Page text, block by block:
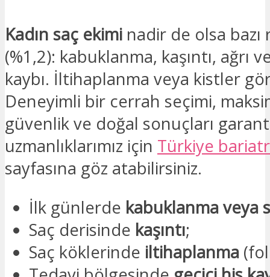
Kadın saç ekimi nadir de olsa
(%1,2): kabuklanma, kaşıntı, ağrı
kaybı. İltihaplanma veya kistler
Deneyimli bir cerrah seçimi,
güvenlik ve doğal sonuçları
uzmanlıklarımız için Türkiye
sayfasına göz atabilirsiniz.
İlk günlerde kabuklanma veya
Saç derisinde kaşıntı;
Saç köklerinde iltihaplanma